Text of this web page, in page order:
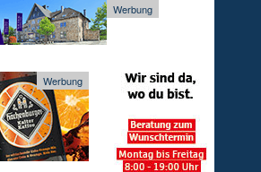
Werbung
Werbung